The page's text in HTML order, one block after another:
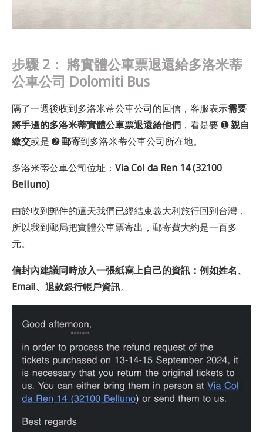
步驟 2： 將實體公車票退還給多洛米蒂
公車公司 Dolomiti Bus
隔了一週後收到多洛米蒂公車公司的回信，客服表示需要
將手邊的多洛米蒂實體公車票退還給他們 ，看是要 ➊親自
繳交或是 ➋郵寄到多洛米蒂公車公司所在地。
多洛米蒂公車公司位址： Via Col da Ren 14 (32100
Belluno)
由於收到郵件的這天我們已經結束義大利旅行回到台灣，
所以我到郵局把實體公車票寄出，郵寄費大約是一百多
元。
信封內建議同時放入一張紙寫上自己的資訊：例如姓名、
Email、退款銀行帳戶資訊。